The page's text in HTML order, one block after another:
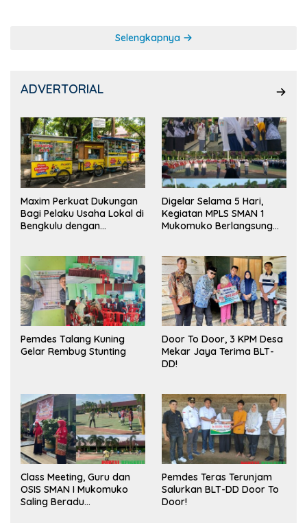
Selengkapnya
ADVERTORIAL
Maxim Perkuat Dukungan
Bagi Pelaku Usaha Lokal di
Bengkulu dengan
Pasar
Digelar Selama 5 Hari,
Kegiatan MPLS SMAN 1
Mukomuko Berlangsung
Pemdes Talang Kuning
Gelar Rembug Stunting
Door To Door, 3 KPM Desa
Mekar Jaya Terima BLT-
DD!
Class Meeting, Guru dan
OSIS SMAN I Mukomuko
Saling Beradu
Pemdes Teras Terunjam
Salurkan BLT-DD Door To
Door!